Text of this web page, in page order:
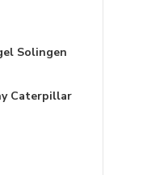
Solingen
Caterpillar